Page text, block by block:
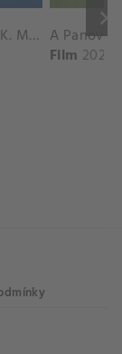
keyboard_arrow_right
A. Krunic and A. Danilina vs. P. Hon and K. Muchova Match Highlights - BEIJING_Capital Group Diamond ( October 02, 2025)
Film 2026